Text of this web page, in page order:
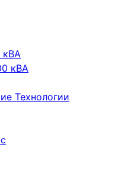
кВА
кВА
Технологии